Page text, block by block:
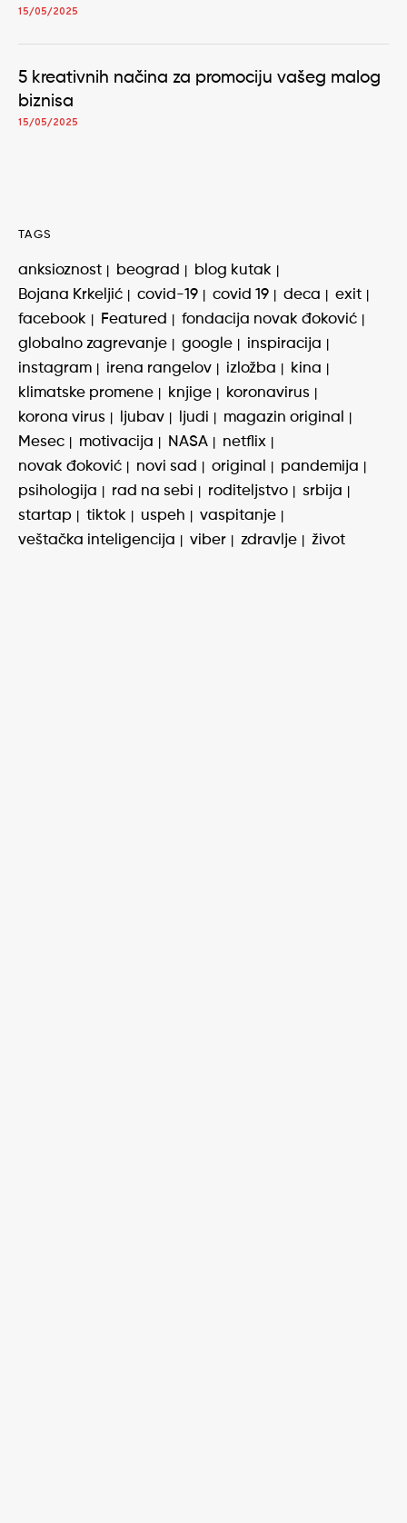
15/05/2025
5 kreativnih načina za promociju vašeg malog
biznisa
15/05/2025
TAGS
anksioznost beograd
blog kutak
Bojana Krkeljić
covid-19 covid 19 deca
exit
facebook
Featured
fondacija novak đoković
globalno zagrevanje
google
inspiracija
instagram
irena rangelov izložba
kina
klimatske promene
knjige
koronavirus
korona virus
ljubav ljudi
magazin original
Mesec
motivacija NASA
netflix
novak đoković
novi sad original
pandemija
psihologija
rad na sebi roditeljstvo
srbija
startap
tiktok uspeh
vaspitanje
veštačka inteligencija
viber zdravlje život